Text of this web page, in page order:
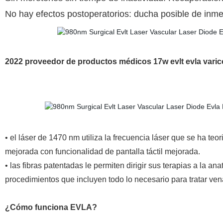
No hay efectos postoperatorios: ducha posible de
2022 proveedor de productos médicos 17w evlt evla
• el láser de 1470 nm utiliza la frecuencia láser que se ha
mejorada con funcionalidad de pantalla táctil mejorada.
• las fibras patentadas le permiten dirigir sus terapias a la
procedimientos que incluyen todo lo necesario para tratar
¿Cómo funciona EVLA?